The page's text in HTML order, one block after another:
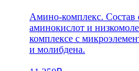
Амино-комплекс.
аминокислот и
комплексе с
и молибдена.